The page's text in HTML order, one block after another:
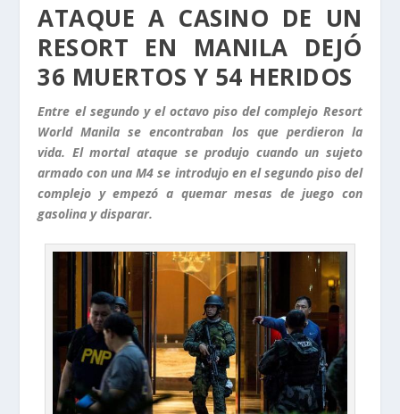
ATAQUE A CASINO DE UN
RESORT EN MANILA DEJÓ
36 MUERTOS Y 54 HERIDOS
Entre el segundo y el octavo piso del complejo Resort
World Manila se encontraban los que perdieron la
vida. El mortal ataque se produjo cuando un sujeto
armado con una M4 se introdujo en el segundo piso del
complejo y empezó a quemar mesas de juego con
gasolina y disparar.